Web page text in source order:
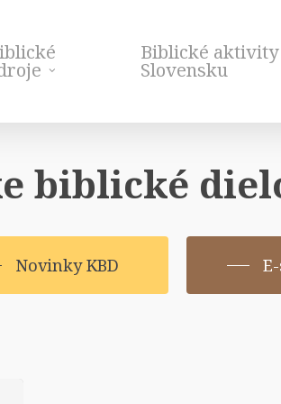
Biblické aktivity
Slovensku
biblické
Novinky KBD